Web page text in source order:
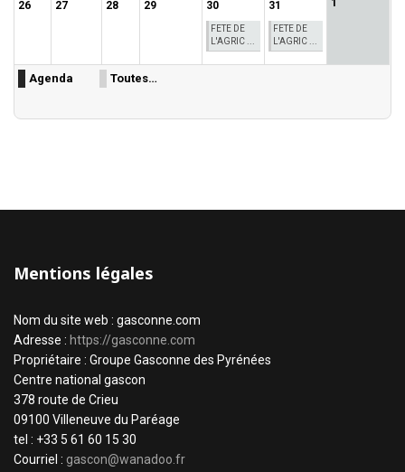
26 27 28 29 30
FETE DE
L'AGRIC ...
31
FETE DE
L'AGRIC ...
1
Agenda Toutes…
Mentions légales
Nom du site web : gasconne.com
Adresse : https://gasconne.com
Propriétaire : Groupe Gasconne des Pyrénées
Centre national gascon
378 route de Crieu
09100 Villeneuve du Paréage
tel : +33 5 61 60 15 30
Courriel : gascon@wanadoo.fr